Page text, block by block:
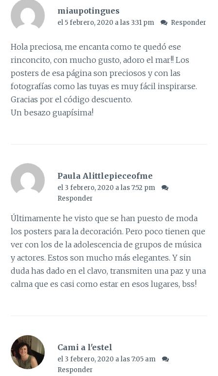
miaupotingues
el 5 febrero, 2020 a las 3:31 pm Responder
Hola preciosa, me encanta como te quedó ese
rinconcito, con mucho gusto, adoro el mar!! Los
posters de esa página son preciosos y con las
fotografías como las tuyas es muy fácil inspirarse.
Gracias por el código descuento.
Un besazo guapísima!
Paula Alittlepieceofme
el 3 febrero, 2020 a las 7:52 pm
Responder
Últimamente he visto que se han puesto de moda
los posters para la decoración. Pero poco tienen que
ver con los de la adolescencia de grupos de música
y actores. Estos son mucho más elegantes. Y sin
duda has dado en el clavo, transmiten una paz y una
calma que es casi como estar en esos lugares, bss!
Cami a l'estel
el 3 febrero, 2020 a las 7:05 am
Responder